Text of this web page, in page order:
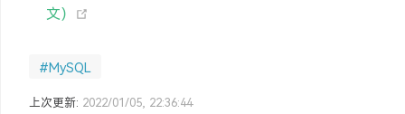
文）
#MySQL
上次更新: 2022/01/05, 22:36:44